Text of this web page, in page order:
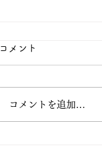
コメント
コメントを追加…